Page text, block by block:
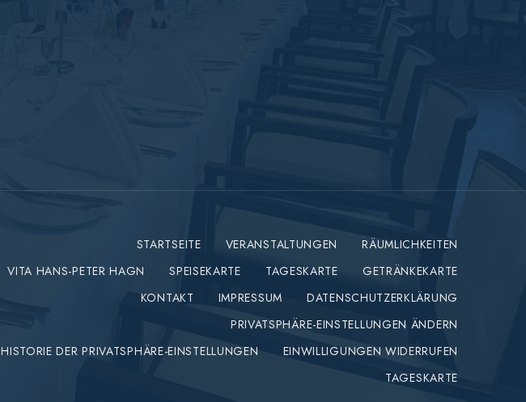
STARTSEITE VERANSTALTUNGEN
RÄUMLICHKEITEN
VITA HANS-PETER HAGN
SPEISEKARTE TAGESKARTE
GETRÄNKEKARTE
KONTAKT
IMPRESSUM
DATENSCHUTZERKLÄRUNG
PRIVATSPHÄRE-EINSTELLUNGEN ÄNDERN
HISTORIE DER PRIVATSPHÄRE-EINSTELLUNGEN
EINWILLIGUNGEN WIDERRUFEN
TAGESKARTE